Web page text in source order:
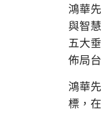
鴻華
與智
五大
佈局
鴻華
標，